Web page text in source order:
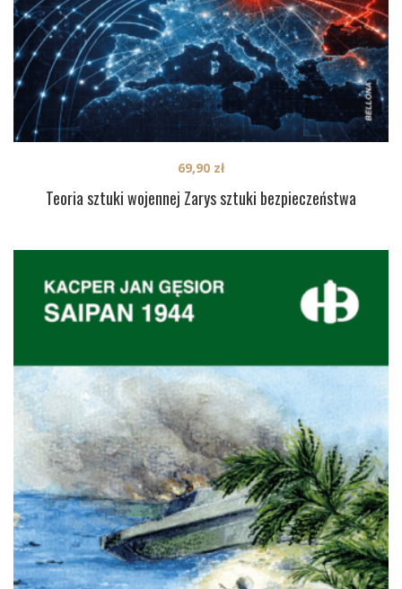
Teoria sztuki wojennej Zarys sztuki bezpieczeństwa
69,90 zł